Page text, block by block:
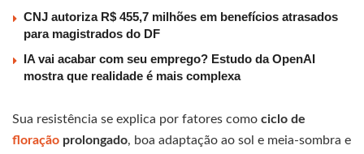
CNJ autoriza R$ 455,7 milhões em benefícios atrasados
para magistrados do DF
IA vai acabar com seu emprego? Estudo da OpenAI
mostra que realidade é mais complexa
Sua resistência se explica por fatores como ciclo de
floração prolongado, boa adaptação ao sol e meia-sombra e